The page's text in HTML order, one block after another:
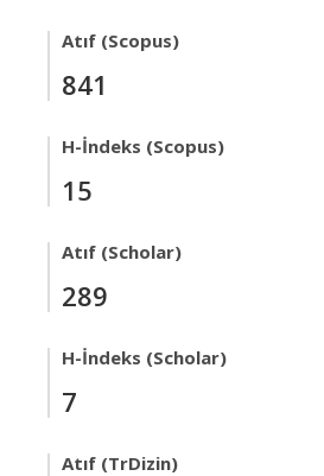
Atıf (Scopus)
841
H-İndeks (Scopus)
15
Atıf (Scholar)
289
H-İndeks (Scholar)
7
Atıf (TrDizin)